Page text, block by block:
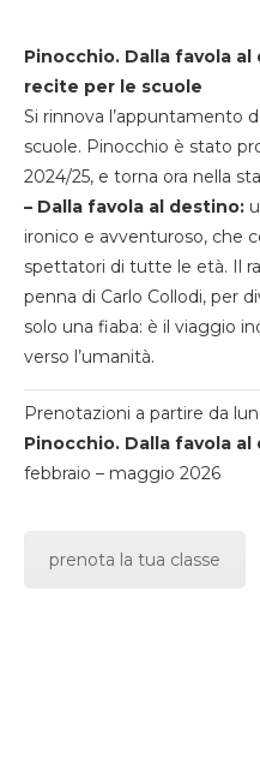
Pinocchio. Dalla favola
recite per le scuole
Si rinnova l’appuntamento
scuole. Pinocchio è stato
2024/25, e torna ora nella
– Dalla favola al destino:
ironico e avventuroso, che
spettatori di tutte le età. Il
penna di Carlo Collodi, per
solo una fiaba: è il viaggio
verso l’umanità.
Prenotazioni a partire da
Pinocchio. Dalla favola al
febbraio – maggio 2026
prenota la tua classe